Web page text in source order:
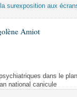
surexposition aux
Amiot
dans le
national canicule